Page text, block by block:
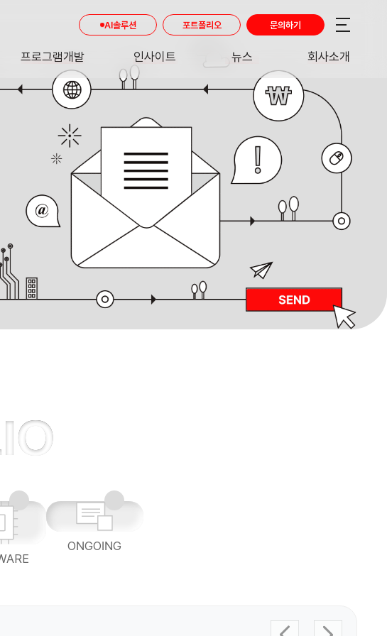
프로그램개발
SOFTWARE
인사이트
INSIGHT
뉴스
NEWS
회사소개
AI솔루션 포트폴리오 문의하기
ONGOING